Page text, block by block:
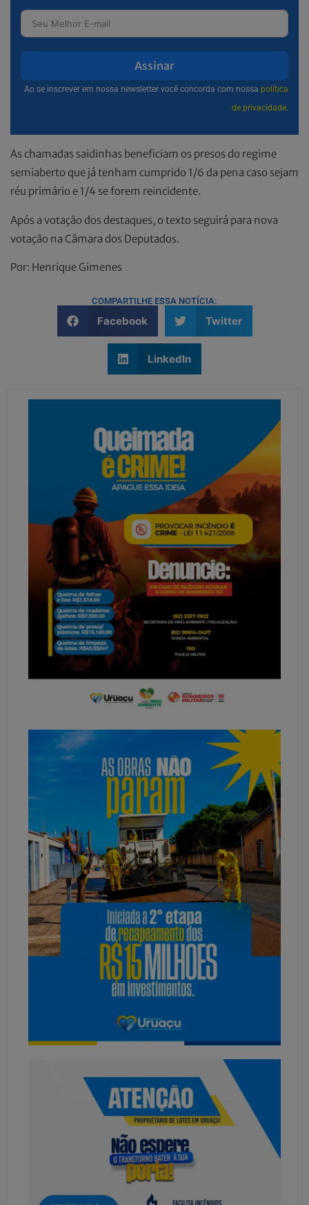
Assinar
Ao se inscrever em nossa newsletter você concorda com nossa política
de privacidade.
As chamadas saidinhas beneficiam os presos do regime
semiaberto que já tenham cumprido 1/6 da pena caso sejam
réu primário e 1/4 se forem reincidente.
Após a votação dos destaques, o texto seguirá para nova
votação na Câmara dos Deputados.
Por: Henrique Gimenes
COMPARTILHE ESSA NOTÍCIA:
Facebook Twitter
LinkedIn